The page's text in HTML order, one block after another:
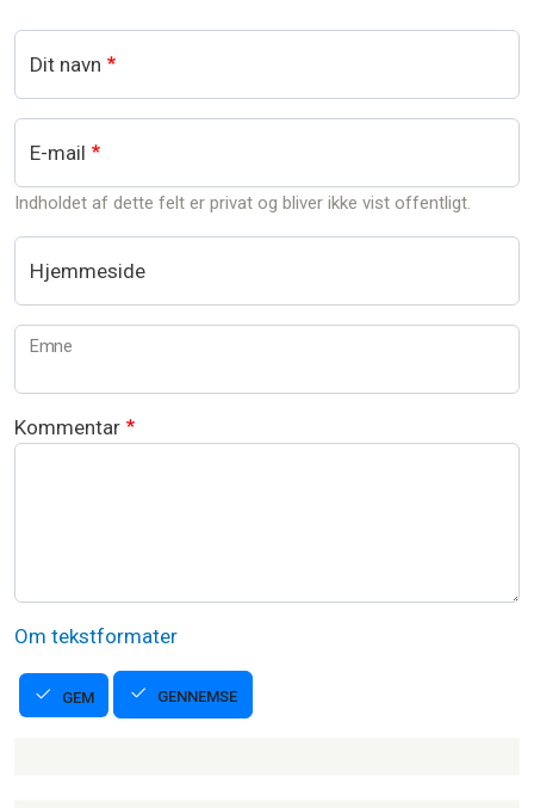
Dit navn
E-mail
Indholdet af dette felt er privat og bliver ikke vist offentligt.
Hjemmeside
Emne
Kommentar
Om tekstformater
GEM GENNEMSE